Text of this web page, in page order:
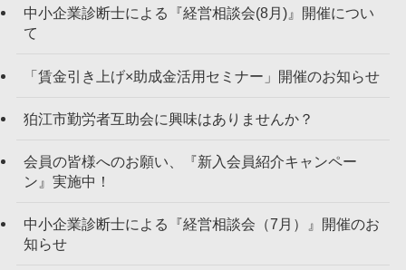
中小企業診断士による『経営相談会(8月)』開催につい
て
「賃金引き上げ×助成金活用セミナー」開催のお知らせ
狛江市勤労者互助会に興味はありませんか？
会員の皆様へのお願い、『新入会員紹介キャンペー
ン』実施中！
中小企業診断士による『経営相談会（7月）』開催のお
知らせ